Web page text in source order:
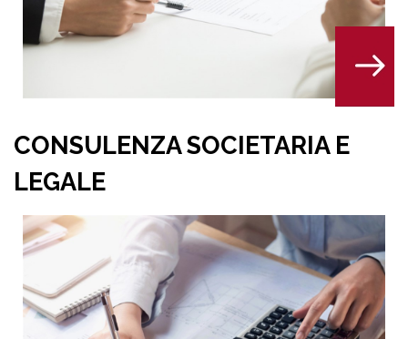
E CONSULENZA DEL